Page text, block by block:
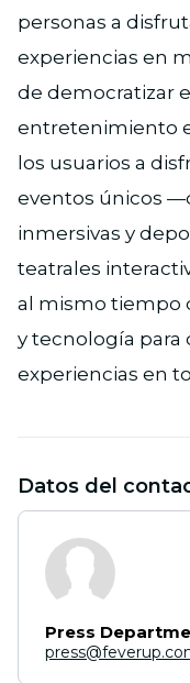
personas a
experiencias en
de democratizar
entretenimiento
los usuarios a
eventos únicos
inmersivas y
teatrales
al mismo tiempo
y tecnología para
experiencias en
Datos del
Press